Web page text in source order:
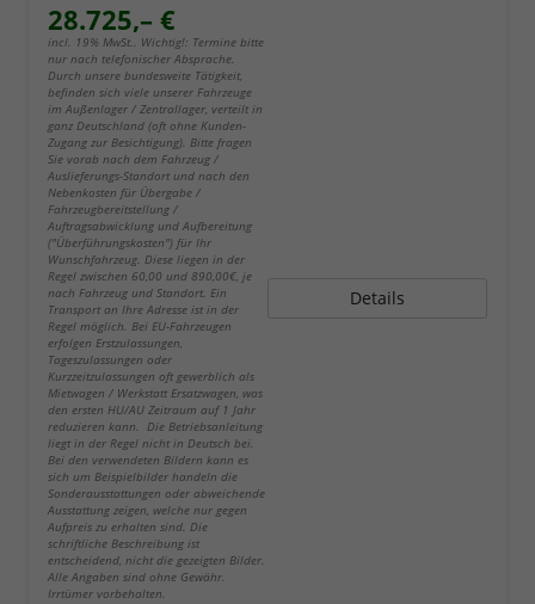
28.725,– €
incl. 19% MwSt.. Wichtig!: Termine bitte
nur nach telefonischer Absprache.
Durch unsere bundesweite Tätigkeit,
befinden sich viele unserer Fahrzeuge
im Außenlager / Zentrallager, verteilt in
ganz Deutschland (oft ohne Kunden-
Zugang zur Besichtigung). Bitte fragen
Sie vorab nach dem Fahrzeug /
Auslieferungs-Standort und nach den
Nebenkosten für Übergabe /
Fahrzeugbereitstellung /
Auftragsabwicklung und Aufbereitung
("Überführungskosten") für Ihr
Wunschfahrzeug. Diese liegen in der
Regel zwischen 60,00 und 890,00€, je
nach Fahrzeug und Standort. Ein
Transport an Ihre Adresse ist in der
Regel möglich. Bei EU-Fahrzeugen
erfolgen Erstzulassungen,
Tageszulassungen oder
Kurzzeitzulassungen oft gewerblich als
Mietwagen / Werkstatt Ersatzwagen, was
den ersten HU/AU Zeitraum auf 1 Jahr
reduzieren kann. Die Betriebsanleitung
liegt in der Regel nicht in Deutsch bei.
Bei den verwendeten Bildern kann es
sich um Beispielbilder handeln die
Sonderausstattungen oder abweichende
Ausstattung zeigen, welche nur gegen
Aufpreis zu erhalten sind. Die
schriftliche Beschreibung ist
entscheidend, nicht die gezeigten Bilder.
Alle Angaben sind ohne Gewähr.
Irrtümer vorbehalten.
Details